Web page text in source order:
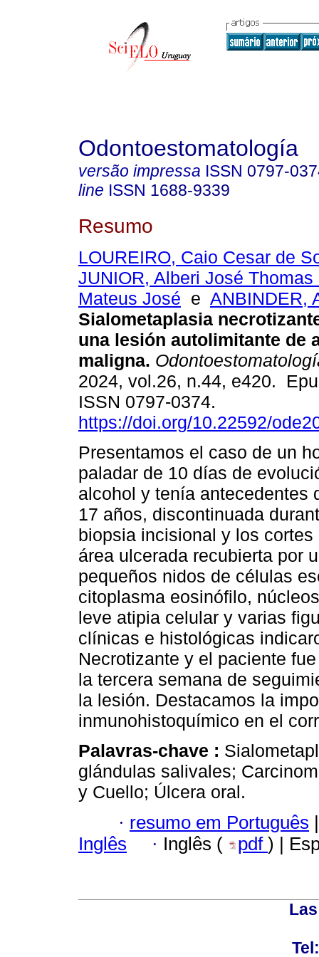
Odontoestomatología
versão impressa ISSN 0797-
line ISSN 1688-9339
Resumo
LOUREIRO, Caio Cesar de
JUNIOR, Alberi José Thomas
Mateus José e ANBINDER,
Sialometaplasia
una lesión autolimitante de
maligna.
2024, vol.26, n.44, e420.
ISSN 0797-0374.
https://doi.org/10.22592/
Presentamos el caso de un
paladar de 10 días de
alcohol y tenía antecedentes
17 años, discontinuada
biopsia incisional y los
área ulcerada recubierta por
pequeños nidos de células
citoplasma eosinófilo,
leve atipia celular y varias
clínicas e histológicas
Necrotizante y el paciente
la tercera semana de
la lesión. Destacamos la
inmunohistoquímico en el
Palavras-chave :
glándulas salivales;
y Cuello; Úlcera oral.
· resumo em Português |
Inglês
· Inglês ( pdf ) |